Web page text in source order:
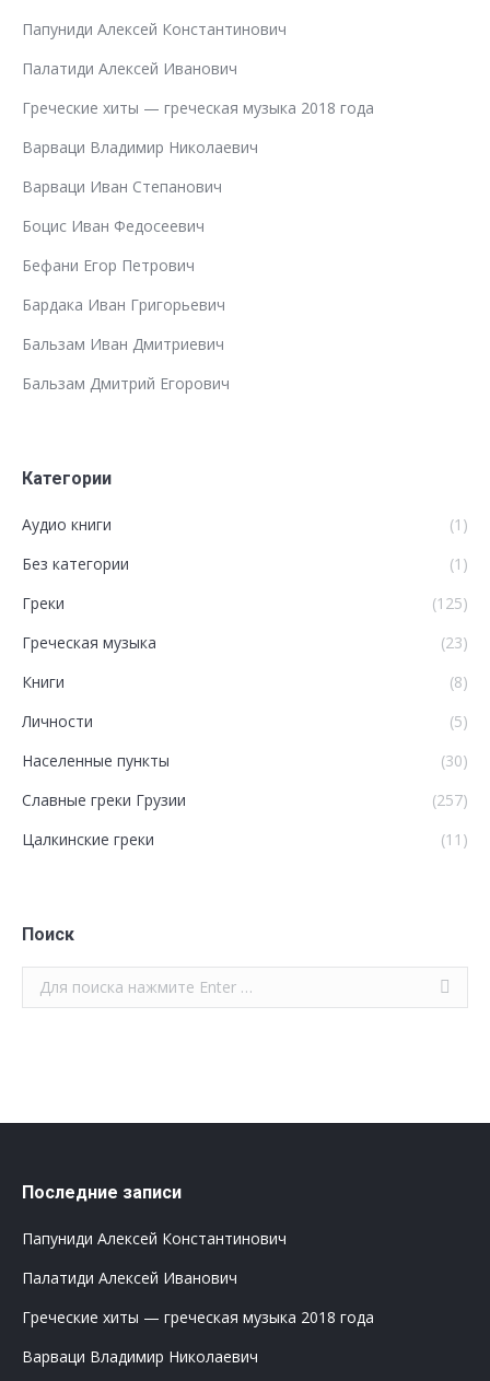
Папуниди Алексей Константинович
Палатиди Алексей Иванович
Греческие хиты — греческая музыка 2018 года
Варваци Владимир Николаевич
Варваци Иван Степанович
Боцис Иван Федосеевич
Бефани Егор Петрович
Бардака Иван Григорьевич
Бальзам Иван Дмитриевич
Бальзам Дмитрий Егорович
Категории
Аудио книги
(1)
Без категории
(1)
Греки
(125)
Греческая музыка
(23)
Книги
(8)
Личности
(5)
Населенные пункты
(30)
Славные греки Грузии
(257)
Цалкинские греки
(11)
Поиск
Поиск:
Последние записи
Папуниди Алексей Константинович
Палатиди Алексей Иванович
Греческие хиты — греческая музыка 2018 года
Варваци Владимир Николаевич